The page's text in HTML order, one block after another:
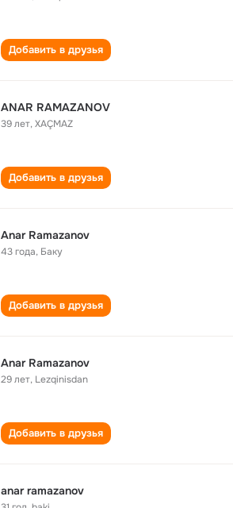
Добавить в друзья
ANAR RAMAZANOV
39 лет,XAÇMAZ
Добавить в друзья
Anar Ramazanov
43 года, Баку
Добавить в друзья
Anar Ramazanov
29 лет, Lezqinisdan
Добавить в друзья
anar ramazanov